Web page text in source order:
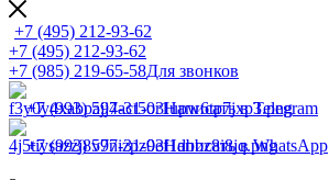
+7 (495) 212-93-62
+7 (495) 212-93-62
+7 (985) 219-65-58Для звонков
+7 (993) 597-31-03Написать в Telegram
+7 (993) 597-31-03Написать в WhatsApp